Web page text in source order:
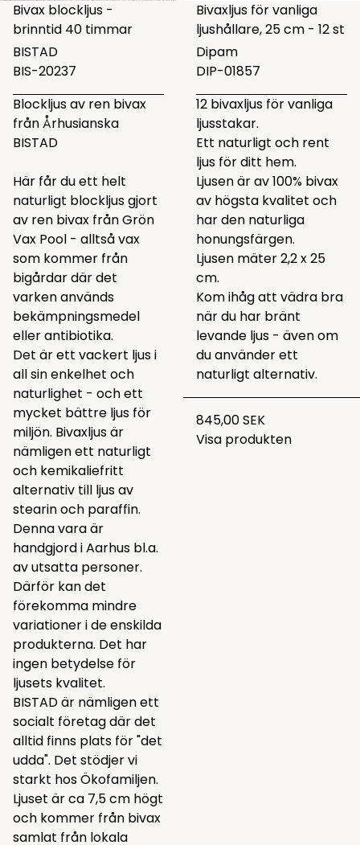
Bivax blockljus -
brinntid 40 timmar
BISTAD
BIS-20237
Blockljus av ren bivax
från Århusianska
BISTAD
Här får du ett helt
naturligt blockljus gjort
av ren bivax från Grön
Vax Pool - alltså vax
som kommer från
bigårdar där det
varken används
bekämpningsmedel
eller antibiotika.
Det är ett vackert ljus i
all sin enkelhet och
naturlighet - och ett
mycket bättre ljus för
miljön. Bivaxljus är
nämligen ett naturligt
och kemikaliefritt
alternativ till ljus av
stearin och paraffin.
Denna vara är
handgjord i Aarhus bl.a.
av utsatta personer.
Därför kan det
förekomma mindre
variationer i de enskilda
produkterna. Det har
ingen betydelse för
ljusets kvalitet.
BISTAD är nämligen ett
socialt företag där det
alltid finns plats för "det
udda". Det stödjer vi
starkt hos Ökofamiljen.
Ljuset är ca 7,5 cm högt
och kommer från bivax
samlat från lokala
Bivaxljus för vanliga
ljushållare, 25 cm - 12 st
Dipam
DIP-01857
12 bivaxljus för vanliga
ljusstakar.
Ett naturligt och rent
ljus för ditt hem.
Ljusen är av 100% bivax
av högsta kvalitet och
har den naturliga
honungsfärgen.
Ljusen mäter 2,2 x 25
cm.
Kom ihåg att vädra bra
när du har bränt
levande ljus - även om
du använder ett
naturligt alternativ.
845,00 SEK
Visa produkten